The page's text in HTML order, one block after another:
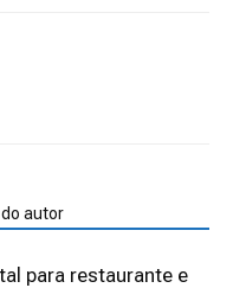
autor
para restaurante e